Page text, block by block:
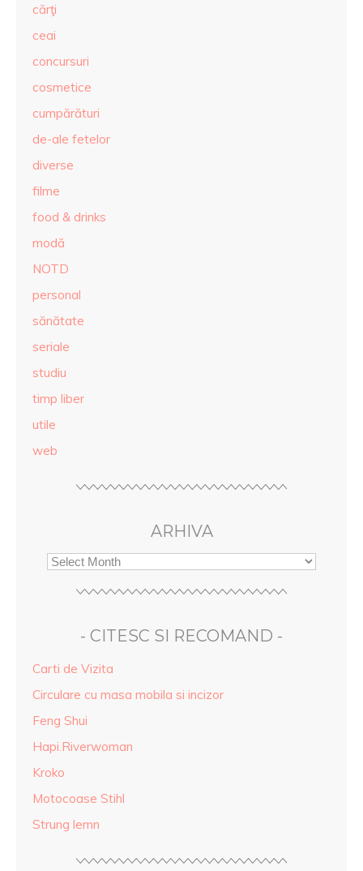
cărţi
ceai
concursuri
cosmetice
cumpărături
de-ale fetelor
diverse
filme
food & drinks
modă
NOTD
personal
sănătate
seriale
studiu
timp liber
utile
web
ARHIVA
- CITESC SI RECOMAND -
Carti de Vizita
Circulare cu masa mobila si incizor
Feng Shui
Hapi.Riverwoman
Kroko
Motocoase Stihl
Strung lemn